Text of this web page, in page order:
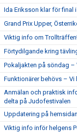
Ida Eriksson klar för final
Grand Prix Upper,
Viktig info om
Förtydilgande kring
Pokaljakten på söndag
Funktionärer behövs – Vi
Anmälan och praktisk
delta på Judofestivalen
Uppdatering på hemsidan
Viktig info inför helgens